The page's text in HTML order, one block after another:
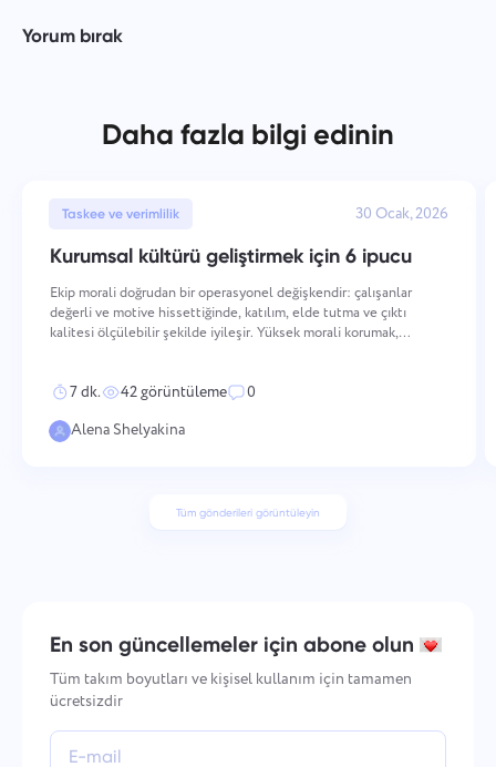
Yorum bırak
Daha fazla bilgi edinin
Taskee ve verimlilik 30 Ocak, 2026
Kurumsal kültürü geliştirmek için 6 ipucu
Ekip morali doğrudan bir operasyonel değişkendir: çalışanlar
değerli ve motive hissettiğinde, katılım, elde tutma ve çıktı
kalitesi ölçülebilir şekilde iyileşir. Yüksek morali korumak,
7 dk. 42 görüntüleme
0
Alena Shelyakina
Tüm gönderileri görüntüleyin
En son güncellemeler için abone olun
Tüm takım boyutları ve kişisel kullanım için tamamen
ücretsizdir